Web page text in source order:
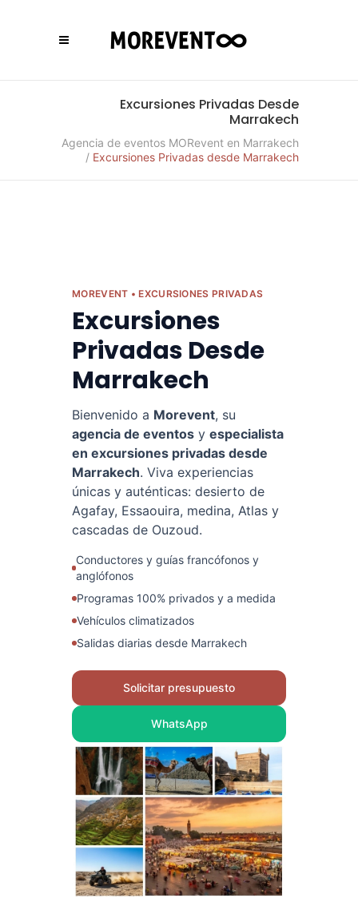
Excursiones Privadas Desde
Marrakech
Agencia de eventos MORevent en Marrakech
/ Excursiones Privadas desde Marrakech
MOREVENT • EXCURSIONES PRIVADAS
Excursiones
Privadas Desde
Marrakech
Bienvenido a Morevent, su
agencia de eventos y especialista
en excursiones privadas desde
Marrakech. Viva experiencias
únicas y auténticas: desierto de
Agafay, Essaouira, medina, Atlas y
cascadas de Ouzoud.
Conductores y guías francófonos y
anglófonos
Programas 100% privados y a medida
Vehículos climatizados
Salidas diarias desde Marrakech
Solicitar presupuesto
WhatsApp